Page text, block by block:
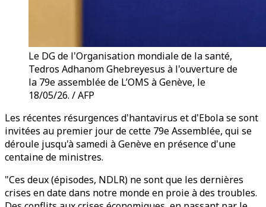
Le DG de l'Organisation mondiale de la santé,
Tedros Adhanom Ghebreyesus à l'ouverture de
la 79e assemblée de L’OMS à Genève, le
18/05/26. / AFP
Les récentes résurgences d'hantavirus et d'Ebola se sont
invitées au premier jour de cette 79e Assemblée, qui se
déroule jusqu'à samedi à Genève en présence d'une
centaine de ministres.
"Ces deux (épisodes, NDLR) ne sont que les dernières
crises en date dans notre monde en proie à des troubles.